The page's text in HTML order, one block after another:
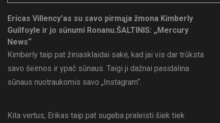
Ericas Villency'as su savo pirmąja žmona Kimberly
Guilfoyle ir jo sūnumi Ronanu.ŠALTINIS: „Mercury
News“
Kimberly taip pat žiniasklaidai sakė, kad jai vis dar trūksta
savo šeimos ir ypač sūnaus. Taigi ji dažnai pasidalina
sūnaus nuotraukomis savo „Instagram“.
Kita vertus, Erikas taip pat sugeba praleisti šiek tiek